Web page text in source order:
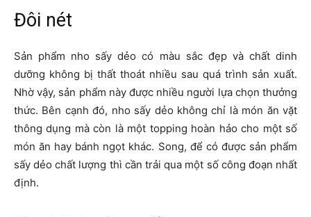
Đôi nét
Sản phẩm nho sấy dẻo có màu sắc đẹp và chất dinh
dưỡng không bị thất thoát nhiều sau quá trình sản xuất.
Nhờ vậy, sản phẩm này được nhiều người lựa chọn thưởng
thức. Bên cạnh đó, nho sấy dẻo không chỉ là món ăn vặt
thông dụng mà còn là một topping hoàn hảo cho một số
món ăn hay bánh ngọt khác. Song, để có được sản phẩm
sấy dẻo chất lượng thì cần trải qua một số công đoạn nhất
định.